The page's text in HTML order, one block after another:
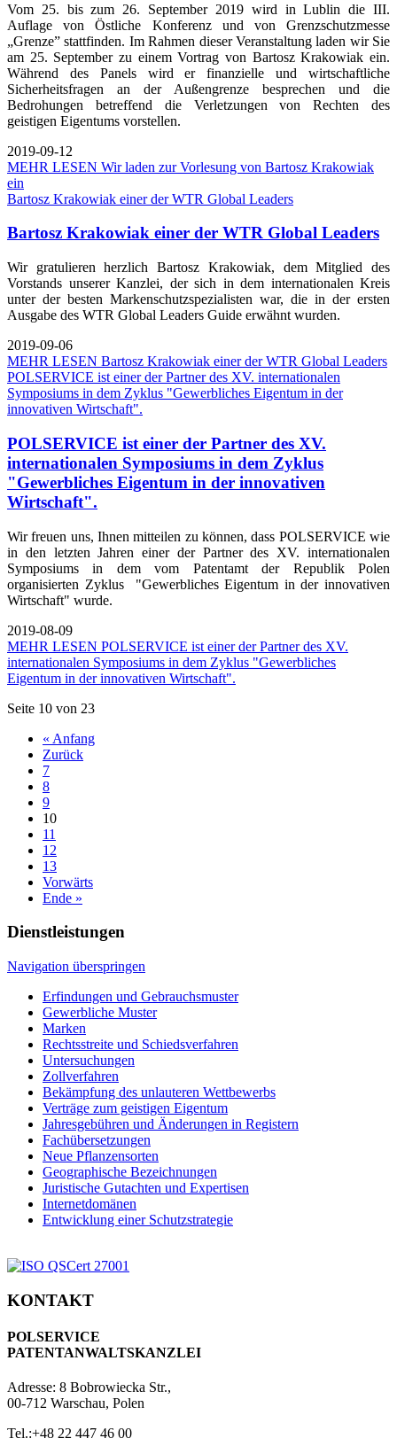
Vom 25. bis zum 26. September 2019 wird in Lublin die III.
Auflage von Östliche Konferenz und von Grenzschutzmesse
„Grenze” stattfinden. Im Rahmen dieser Veranstaltung laden wir Sie
am 25. September zu einem Vortrag von Bartosz Krakowiak ein.
Während des Panels wird er finanzielle und wirtschaftliche
Sicherheitsfragen an der Außengrenze besprechen und die
Bedrohungen betreffend die Verletzungen von Rechten des
geistigen Eigentums vorstellen.
2019-09-12
MEHR LESEN Wir laden zur Vorlesung von Bartosz Krakowiak
ein
Bartosz Krakowiak einer der WTR Global Leaders
Bartosz Krakowiak einer der WTR Global Leaders
Wir gratulieren herzlich Bartosz Krakowiak, dem Mitglied des
Vorstands unserer Kanzlei, der sich in dem internationalen Kreis
unter der besten Markenschutzspezialisten war, die in der ersten
Ausgabe des WTR Global Leaders Guide erwähnt wurden.
2019-09-06
MEHR LESEN Bartosz Krakowiak einer der WTR Global Leaders
POLSERVICE ist einer der Partner des XV. internationalen
Symposiums in dem Zyklus "Gewerbliches Eigentum in der
innovativen Wirtschaft".
POLSERVICE ist einer der Partner des XV.
internationalen Symposiums in dem Zyklus
"Gewerbliches Eigentum in der innovativen
Wirtschaft".
Wir freuen uns, Ihnen mitteilen zu können, dass POLSERVICE wie
in den letzten Jahren einer der Partner des XV. internationalen
Symposiums in dem vom Patentamt der Republik Polen
organisierten Zyklus "Gewerbliches Eigentum in der innovativen
Wirtschaft" wurde.
2019-08-09
MEHR LESEN POLSERVICE ist einer der Partner des XV.
internationalen Symposiums in dem Zyklus "Gewerbliches
Eigentum in der innovativen Wirtschaft".
Seite 10 von 23
« Anfang
Zurück
7
8
9
10
11
12
13
Vorwärts
Ende »
Dienstleistungen
Navigation überspringen
Erfindungen und Gebrauchsmuster
Gewerbliche Muster
Marken
Rechtsstreite und Schiedsverfahren
Untersuchungen
Zollverfahren
Bekämpfung des unlauteren Wettbewerbs
Verträge zum geistigen Eigentum
Jahresgebühren und Änderungen in Registern
Fachübersetzungen
Neue Pflanzensorten
Geographische Bezeichnungen
Juristische Gutachten und Expertisen
Internetdomänen
Entwicklung einer Schutzstrategie
KONTAKT
POLSERVICE
PATENTANWALTSKANZLEI
Adresse: 8 Bobrowiecka Str.,
00-712 Warschau, Polen
Tel.:+48 22 447 46 00